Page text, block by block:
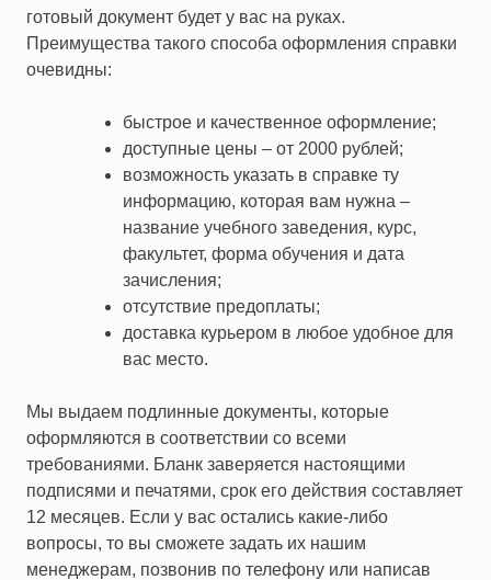
готовый документ будет у вас на руках.
Преимущества такого способа оформления справки
очевидны:
быстрое и качественное оформление;
доступные цены – от 2000 рублей;
возможность указать в справке ту
информацию, которая вам нужна –
название учебного заведения, курс,
факультет, форма обучения и дата
зачисления;
отсутствие предоплаты;
доставка курьером в любое удобное для
вас место.
Мы выдаем подлинные документы, которые
оформляются в соответствии со всеми
требованиями. Бланк заверяется настоящими
подписями и печатями, срок его действия составляет
12 месяцев. Если у вас остались какие-либо
вопросы, то вы сможете задать их нашим
менеджерам, позвонив по телефону или написав